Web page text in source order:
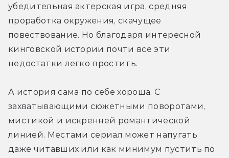
убедительная актерская игра, средняя
проработка окружения, скачущее
повествование. Но благодаря интересной
кинговской истории почти все эти
недостатки легко простить.
А история сама по себе хороша. С
захватывающими сюжетными поворотами,
мистикой и искренней романтической
линией. Местами сериал может напугать
даже читавших или как минимум пустить по